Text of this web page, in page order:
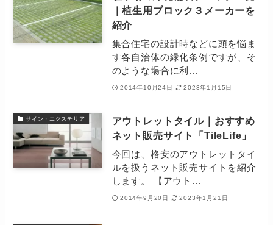
｜植生用ブロック３メーカーを
紹介
集合住宅の設計時などに頭を悩ま
す各自治体の緑化条例ですが、そ
のような場合に利...
2014年10月24日 2023年1月15日
サイン・エクステリア
アウトレットタイル｜おすすめ
ネット販売サイト「TileLife」
今回は、格安のアウトレットタイ
ルを扱うネット販売サイトを紹介
します。 【アウト...
2014年9月20日 2023年1月21日